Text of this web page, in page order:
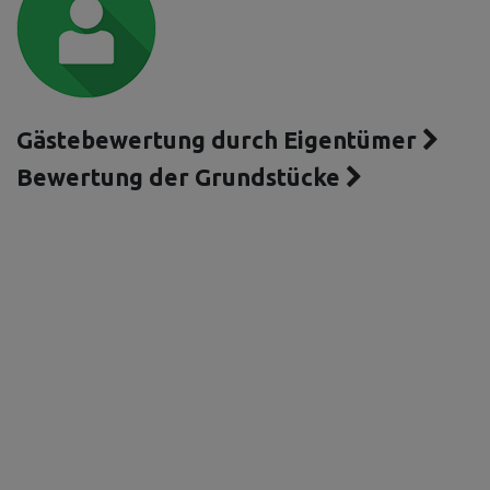
Gästebewertung durch Eigentümer
Bewertung der Grundstücke